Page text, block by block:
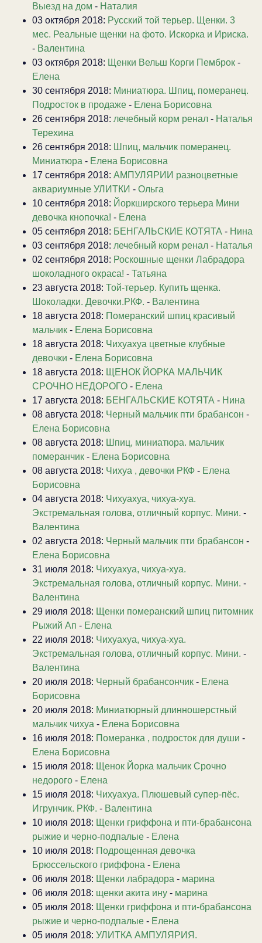
Выезд на дом - Наталия
03 октября 2018: Русский той терьер. Щенки. 3
мес. Реальные щенки на фото. Искорка и Ириска.
- Валентина
03 октября 2018: Щенки Вельш Корги Пемброк -
Елена
30 сентября 2018: Миниатюра. Шпиц, померанец.
Подросток в продаже - Елена Борисовна
26 сентября 2018: лечебный корм ренал - Наталья
Терехина
26 сентября 2018: Шпиц, мальчик померанец.
Миниатюра - Елена Борисовна
17 сентября 2018: АМПУЛЯРИИ разноцветные
аквариумные УЛИТКИ - Ольга
10 сентября 2018: Йоркширского терьера Мини
девочка кнопочка! - Елена
05 сентября 2018: БЕНГАЛЬСКИЕ КОТЯТА - Нина
03 сентября 2018: лечебный корм ренал - Наталья
02 сентября 2018: Роскошные щенки Лабрадора
шоколадного окраса! - Татьяна
23 августа 2018: Той-терьер. Купить щенка.
Шоколадки. Девочки.РКФ. - Валентина
18 августа 2018: Померанский шпиц красивый
мальчик - Елена Борисовна
18 августа 2018: Чихуахуа цветные клубные
девочки - Елена Борисовна
18 августа 2018: ЩЕНОК ЙОРКА МАЛЬЧИК
СРОЧНО НЕДОРОГО - Елена
17 августа 2018: БЕНГАЛЬСКИЕ КОТЯТА - Нина
08 августа 2018: Черный мальчик пти брабансон -
Елена Борисовна
08 августа 2018: Шпиц, миниатюра. мальчик
померанчик - Елена Борисовна
08 августа 2018: Чихуа , девочки РКФ - Елена
Борисовна
04 августа 2018: Чихуахуа, чихуа-хуа.
Экстремальная голова, отличный корпус. Мини. -
Валентина
02 августа 2018: Черный мальчик пти брабансон -
Елена Борисовна
31 июля 2018: Чихуахуа, чихуа-хуа.
Экстремальная голова, отличный корпус. Мини. -
Валентина
29 июля 2018: Щенки померанский шпиц питомник
Рыжий Ап - Елена
22 июля 2018: Чихуахуа, чихуа-хуа.
Экстремальная голова, отличный корпус. Мини. -
Валентина
20 июля 2018: Черный брабансончик - Елена
Борисовна
20 июля 2018: Миниатюрный длинношерстный
мальчик чихуа - Елена Борисовна
16 июля 2018: Померанка , подросток для души -
Елена Борисовна
15 июля 2018: Щенок Йорка мальчик Срочно
недорого - Елена
15 июля 2018: Чихуахуа. Плюшевый супер-пёс.
Игрунчик. РКФ. - Валентина
10 июля 2018: Щенки гриффона и пти-брабансона
рыжие и черно-подпалые - Елена
10 июля 2018: Подрощенная девочка
Брюссельского гриффона - Елена
06 июля 2018: Щенки лабрадора - марина
06 июля 2018: щенки акита ину - марина
05 июля 2018: Щенки гриффона и пти-брабансона
рыжие и черно-подпалые - Елена
05 июля 2018: УЛИТКА АМПУЛЯРИЯ.